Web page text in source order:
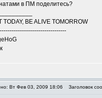
в ПМ поделитесь?
TODAY, BE ALIVE TOMORROW
Вт Фев 03, 2009 18:06 Заголовок